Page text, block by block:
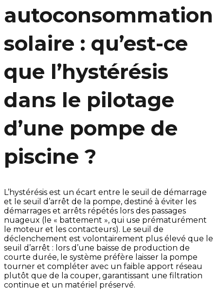
autoconsommation
solaire : qu’est-ce
que l’hystérésis
dans le pilotage
d’une pompe de
piscine ?
L’hystérésis est un écart entre le seuil de démarrage
et le seuil d’arrêt de la pompe, destiné à éviter les
démarrages et arrêts répétés lors des passages
nuageux (le « battement », qui use prématurément
le moteur et les contacteurs). Le seuil de
déclenchement est volontairement plus élevé que le
seuil d’arrêt : lors d’une baisse de production de
courte durée, le système préfère laisser la pompe
tourner et compléter avec un faible apport réseau
plutôt que de la couper, garantissant une filtration
continue et un matériel préservé.